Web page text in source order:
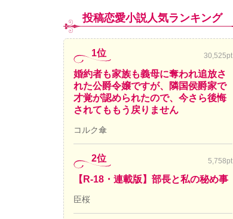
投稿恋愛小説人気ランキング
1位 30,525pt
婚約者も家族も義母に奪われ追放さ
れた公爵令嬢ですが、隣国侯爵家で
才覚が認められたので、今さら後悔
されてももう戻りません
コルク傘
2位 5,758pt
【R-18・連載版】部長と私の秘め事
臣桜